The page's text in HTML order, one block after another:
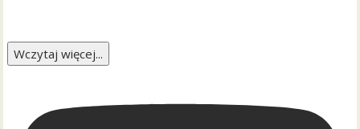
Wczytaj więcej...